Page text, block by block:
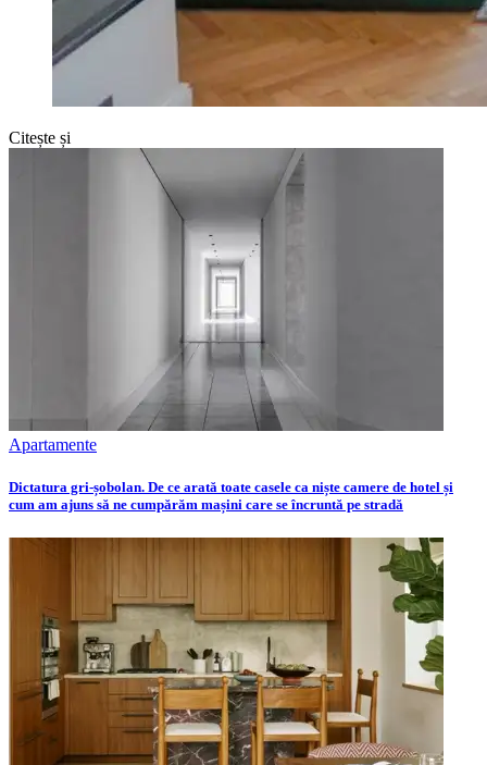
Citește și
Apartamente
Dictatura gri-șobolan. De ce arată toate casele ca niște camere de hotel și
cum am ajuns să ne cumpărăm mașini care se încruntă pe stradă